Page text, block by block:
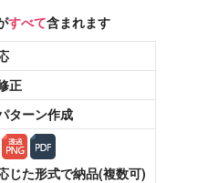
すべて含まれます
正
ターン作成
じた形式で納品(複数可)